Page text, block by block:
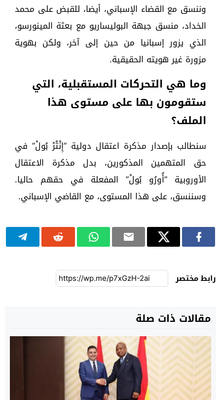
وننسق مع القضاء الإسباني، أيضا، للقبض على محمد
الخداد، منسق جبهة البوليساريو مع بعثة المينورسو،
الذي يزور إسبانيا من حين إلى آخر، ولكن بهوية
مزورة غير هويته الحقيقية.
وما هي التحركات المستقبلية، التي
ستقومون بها على مستوى هذا
الملف؟
سنطالب بإصدار مذكرة اعتقال دولية ”إِنْتْرْ بُولْ” في
حق المتهمين المذكورين، بدل مذكرة الاعتقال
الأوروبية ”أُورُو بُولْ” المفعلة في حقهم حاليا.
وسننسق، على هذا المستوى، مع القاضي الإسباني.
رابط مختصر
مقالات ذات صلة